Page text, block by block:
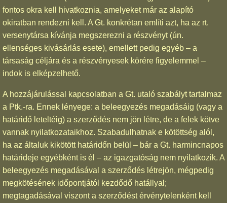
fontos okra kell hivatkoznia, amelyeket már az alapító
okiratban rendezni kell. A Gt. konkrétan említi azt, ha az rt.
versenytársa kívánja megszerezni a részvényt (ún.
ellenséges kivásárlás esete), emellett pedig egyéb – a
társaság céljára és a részvényesek körére figyelemmel –
indok is elképzelhető.
A hozzájárulással kapcsolatban a Gt. utaló szabályt tartalmaz
a Ptk.-ra. Ennek lényege: a beleegyezés megadásáig (vagy a
határidő leteltéig) a szerződés nem jön létre, de a felek kötve
vannak nyilatkozataikhoz. Szabadulhatnak e kötöttség alól,
ha az általuk kikötött határidőn belül – bár a Gt. harmincnapos
határideje egyébként is él – az igazgatóság nem nyilatkozik. A
beleegyezés megadásával a szerződés létrejön, mégpedig
megkötésének időpontjától kezdődő hatállyal;
megtagadásával viszont a szerződést érvénytelenként kell